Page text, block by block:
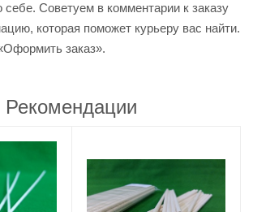
Советуем в комментарии к заказу
которая поможет курьеру вас найти.
заказ».
Рекомендации